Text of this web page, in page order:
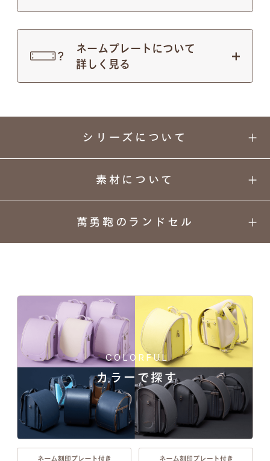
ネームプレートについて
詳しく見る
シリーズについて
クラシック＆モダンな人気シリーズ。
MATERIAL
素材について
牛革ハイブリッド157シボ
牛革ハイブリッドは、かぶせと肩ベルトに牛革
を使用し、そのほか本体には人工皮革を使用し
た、天然素材の牛革の質感と軽い特徴を持った
人工皮革の良いところを掛け合わせた、お子さ
萬勇鞄のランドセル
デザイン
理由
安全
心地
05
上質な
素材
06
ネーム
プレート
07
ランドセル
リメイク
08
あんしん
保証
manyukaban - 01
色あせない個性に応える、
カラーとデザイン
COLORFUL
カラーで探す